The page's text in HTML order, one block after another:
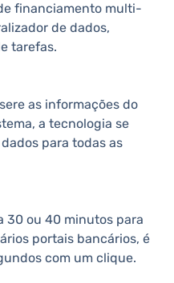
financiamento multi-
de dados,
tarefas.
as informações do
a tecnologia se
para todas as
30 ou 40 minutos para
portais bancários, é
com um clique.